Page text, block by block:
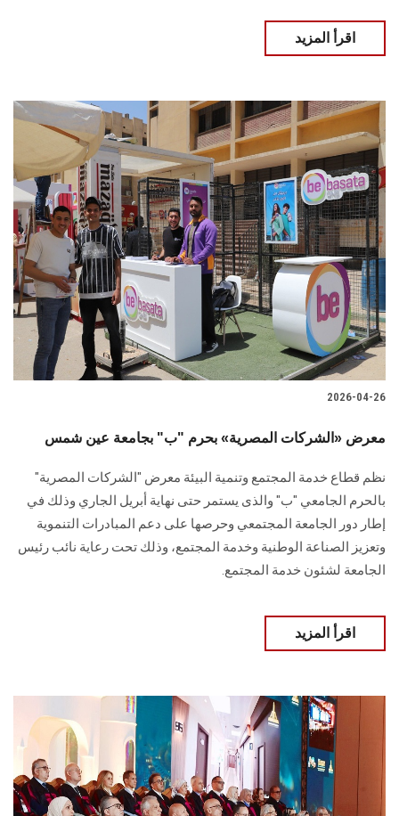
اقرأ المزيد
2026-04-26
معرض «الشركات المصرية» بحرم "ب" بجامعة عين شمس
نظم قطاع خدمة المجتمع وتنمية البيئة معرض "الشركات المصرية"
بالحرم الجامعي "ب" والذى يستمر حتى نهاية أبريل الجاري وذلك في
إطار دور الجامعة المجتمعي وحرصها على دعم المبادرات التنموية
وتعزيز الصناعة الوطنية وخدمة المجتمع، وذلك تحت رعاية نائب رئيس
الجامعة لشئون خدمة المجتمع.
اقرأ المزيد